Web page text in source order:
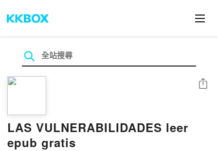
LAS VULNERABILIDADES leer
epub gratis
分享